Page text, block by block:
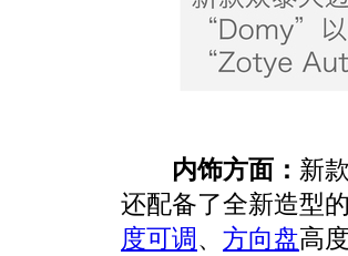
内饰方面： 新
还配备了全新造型
度可调、 方向盘高